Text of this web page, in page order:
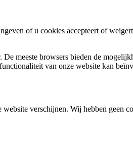
of u cookies accepteert of
meeste browsers bieden de
van onze website kan
verschijnen. Wij hebben